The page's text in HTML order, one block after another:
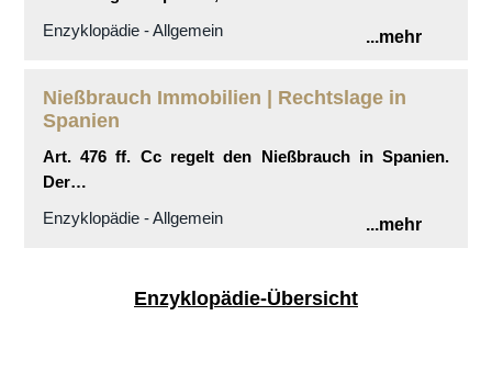
Enzyklopädie - Allgemein
...mehr
Nießbrauch Immobilien | Rechtslage in
Spanien
Art. 476 ff. Cc regelt den Nießbrauch in Spanien.
Der…
Enzyklopädie - Allgemein
...mehr
Enzyklopädie-Übersicht